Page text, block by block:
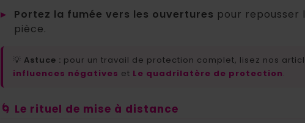
▸
Portez la fumée vers les ouvertures pour repousser
pièce.
💡 Astuce : pour un travail de protection complet, lisez nos
influences négatives et Le quadrilatère de protection.
🌀 Le rituel de mise à distance